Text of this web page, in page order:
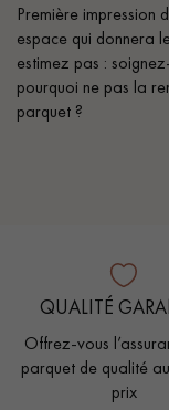
Première impression
espace qui donnera
estimez pas :
pourquoi ne pas la
parquet ?
QUALITÉ
Offrez-vous
parquet de qualité
prix